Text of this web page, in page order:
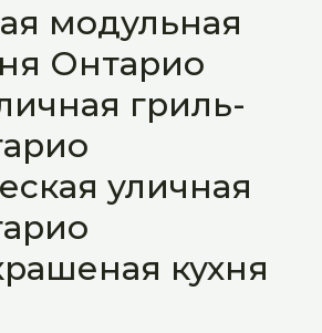
модульная
Онтарио
гриль-
уличная
кухня